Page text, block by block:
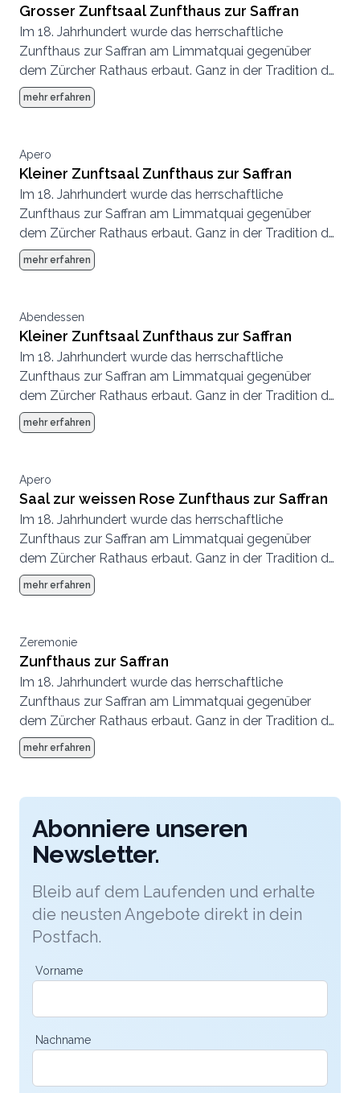
Grosser Zunftsaal Zunfthaus zur Saffran
Im 18. Jahrhundert wurde das herrschaftliche
Zunfthaus zur Saffran am Limmatquai gegenüber
dem Zürcher Rathaus erbaut. Ganz in der Tradition der
Zünfte wurde bei der Ausstattung des Hauses an
nichts gespart, die Eventlocation mitten in Zürich
Rahmen für traumhafte Hochzeiten.
mehr erfahren
Apero
Kleiner Zunftsaal Zunfthaus zur Saffran
Im 18. Jahrhundert wurde das herrschaftliche
Zunfthaus zur Saffran am Limmatquai gegenüber
dem Zürcher Rathaus erbaut. Ganz in der Tradition der
Zünfte wurde bei der Ausstattung des Hauses an
nichts gespart, die Eventlocation mitten in Zürich
Rahmen für traumhafte Hochzeiten.
mehr erfahren
Abendessen
Kleiner Zunftsaal Zunfthaus zur Saffran
Im 18. Jahrhundert wurde das herrschaftliche
Zunfthaus zur Saffran am Limmatquai gegenüber
dem Zürcher Rathaus erbaut. Ganz in der Tradition der
Zünfte wurde bei der Ausstattung des Hauses an
nichts gespart, die Eventlocation mitten in Zürich
Rahmen für traumhafte Hochzeiten.
mehr erfahren
Apero
Saal zur weissen Rose Zunfthaus zur Saffran
Im 18. Jahrhundert wurde das herrschaftliche
Zunfthaus zur Saffran am Limmatquai gegenüber
dem Zürcher Rathaus erbaut. Ganz in der Tradition der
Zünfte wurde bei der Ausstattung des Hauses an
nichts gespart, die Eventlocation mitten in Zürich
Rahmen für Hochzeiten.
mehr erfahren
Zeremonie
Zunfthaus zur Saffran
Im 18. Jahrhundert wurde das herrschaftliche
Zunfthaus zur Saffran am Limmatquai gegenüber
dem Zürcher Rathaus erbaut. Ganz in der Tradition der
Zünfte wurde bei der Ausstattung des Hauses an
nichts gespart, die Eventlocation mitten in Zürich
Rahmen für Hochzeiten.
mehr erfahren
Abonniere unseren
Newsletter.
Bleib auf dem Laufenden und erhalte
die neusten Angebote direkt in dein
Postfach.
Vorname
Nachname